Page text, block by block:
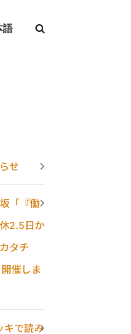
語
せ
「『働
2.5日か
タチ
催しま
キで読み